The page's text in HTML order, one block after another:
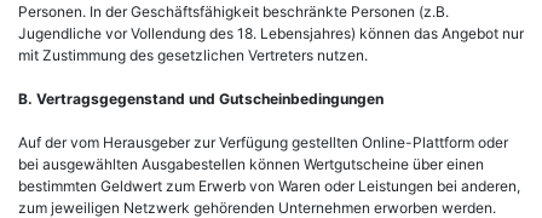
Personen. In der Geschäftsfähigkeit beschränkte Personen (z.B.
Jugendliche vor Vollendung des 18. Lebensjahres) können das Angebot nur
mit Zustimmung des gesetzlichen Vertreters nutzen.
B. Vertragsgegenstand und Gutscheinbedingungen
Auf der vom Herausgeber zur Verfügung gestellten Online-Plattform oder
bei ausgewählten Ausgabestellen können Wertgutscheine über einen
bestimmten Geldwert zum Erwerb von Waren oder Leistungen bei anderen,
zum jeweiligen Netzwerk gehörenden Unternehmen erworben werden.